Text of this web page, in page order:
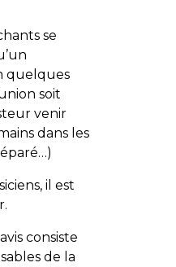
se
quelques
soit
venir
dans les
il est
consiste
de la